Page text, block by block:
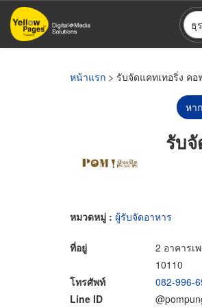
ข้าม
ไป
ธุ
หน้าแรก > รับจัดแคทเทอริ่ง ค
หา
รับ
หมวดหมู่ : ผู้รับจัดอาหาร
ที่อยู่
2 อาคารเ
10110
โทรศัพท์
082-996-
Line ID